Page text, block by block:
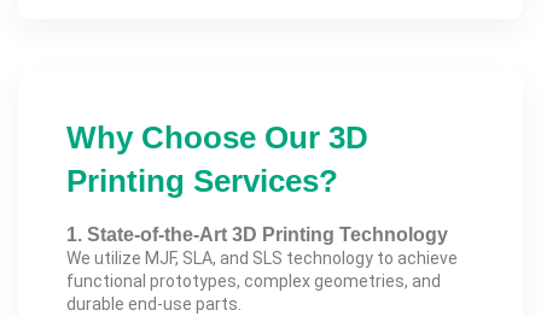
Why Choose Our 3D
Printing Services?
1. State-of-the-Art 3D Printing Technology
We utilize MJF, SLA, and SLS technology to achieve
functional prototypes, complex geometries, and
durable end-use parts.